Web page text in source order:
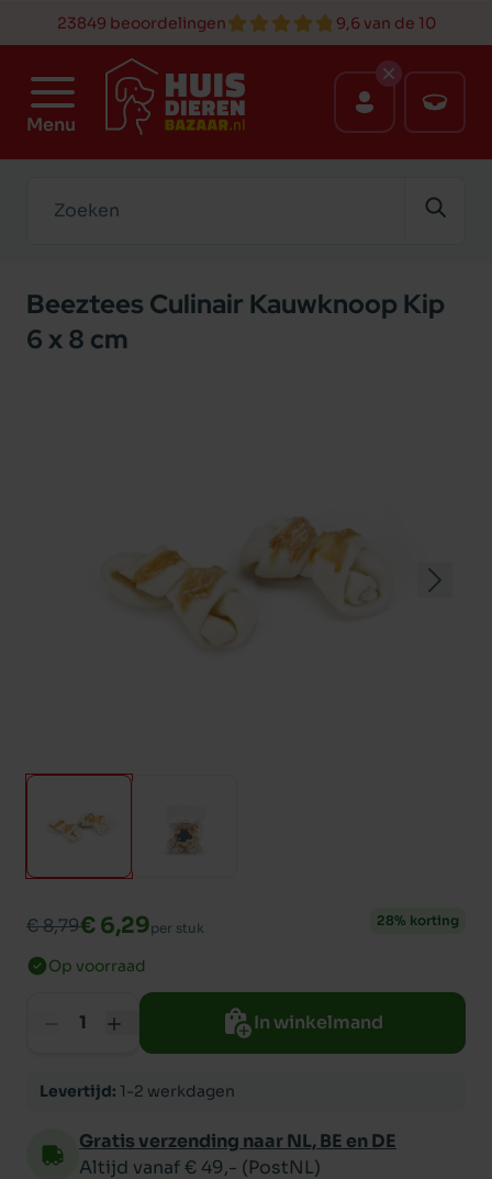
23849 beoordelingen 9,6 van de 10
Menu
Beeztees Culinair Kauwknoop Kip
6 x 8 cm
€ 8,79€ 6,29per stuk 28% korting
Op voorraad
In winkelmand
Levertijd: 1-2 werkdagen
Gratis verzending naar NL, BE en DE
Altijd vanaf € 49,- (PostNL)